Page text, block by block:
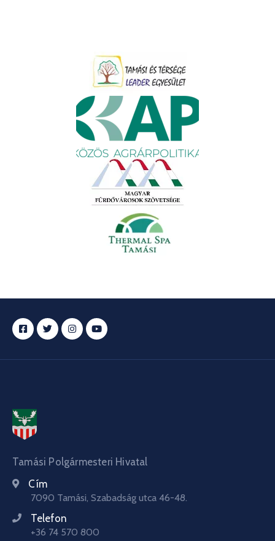
Tamási Polgármesteri Hivatal
Cím
7090 Tamási, Szabadság utca 46-48.
Telefon
+36 74 570 800